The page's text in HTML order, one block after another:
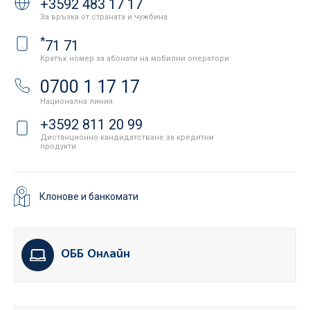
+3592 483 17 17
За връзка от страната и чужбина
*71 71
Кратък номер за абонати на мобилни оператори
0700 1 17 17
Национална линия
+3592 811 20 99
Дистанционно кандидатстване за кредитни
продукти
Клонове и банкомати
ОББ Онлайн